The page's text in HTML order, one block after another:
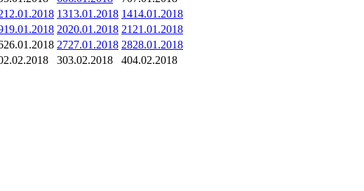
12.01.2018 1313.01.2018 1414.01.2018
19.01.2018 2020.01.2018 21 21.01.2018
26.01.2018 2727.01.2018 2828.01.2018
303.02.2018 404.02.2018